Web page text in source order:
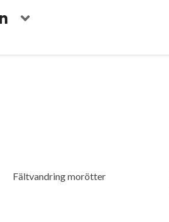
Fältvandring morötter